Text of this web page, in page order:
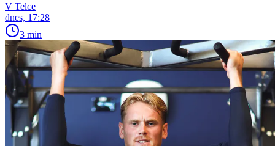
V Telce
dnes, 17:28
3 min